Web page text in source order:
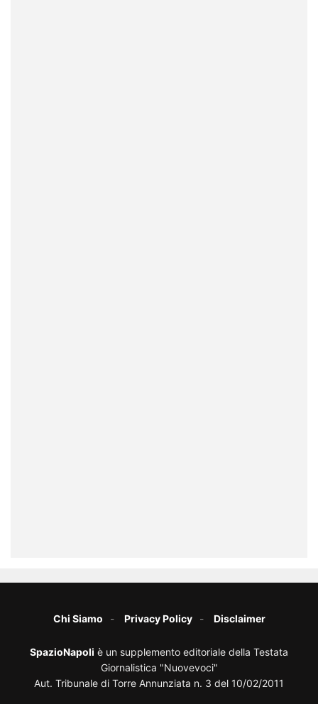
Chi Siamo Privacy Policy Disclaimer
SpazioNapoli è un supplemento editoriale della Testata
Giornalistica "Nuovevoci"
Aut. Tribunale di Torre Annunziata n. 3 del 10/02/2011